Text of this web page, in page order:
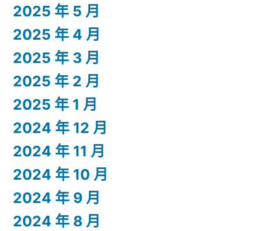
2025 年 5 月
2025 年 4 月
2025 年 3 月
2025 年 2 月
2025 年 1 月
2024 年 12 月
2024 年 11 月
2024 年 10 月
2024 年 9 月
2024 年 8 月